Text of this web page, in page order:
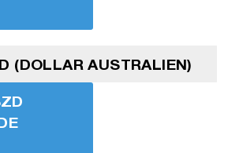
(DOLLAR AUSTRALIEN)